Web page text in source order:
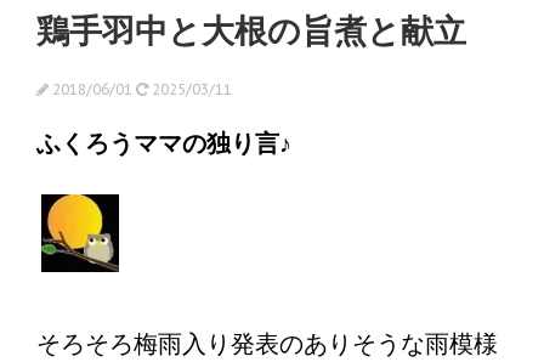
鶏手羽中と大根の旨煮と献立
2018/06/01 2025/03/11
ふくろうママの独り言♪
そろそろ梅雨入り発表のありそうな雨模様